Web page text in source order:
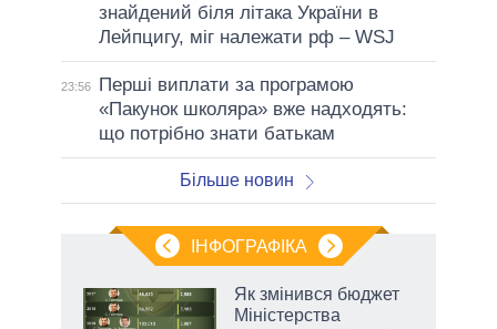
знайдений біля літака України в
Лейпцигу, міг належати рф – WSJ
23:56
Перші виплати за програмою
«Пакунок школяра» вже надходять:
що потрібно знати батькам
Більше новин
ІНФОГРАФІКА
Як змінився бюджет
Міністерства